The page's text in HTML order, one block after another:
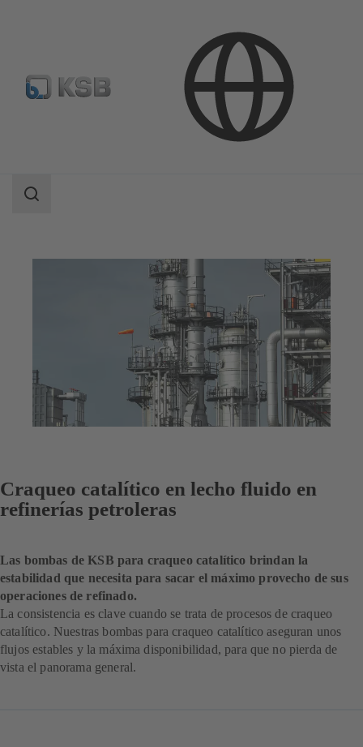
Industria Petróleo y gas
Área
Craqueo catalítico en lecho fluido en
refinerías petroleras
Las bombas de KSB para craqueo catalítico brindan la
estabilidad que necesita para sacar el máximo provecho de sus
operaciones de refinado.
La consistencia es clave cuando se trata de procesos de craqueo
catalítico. Nuestras bombas para craqueo catalítico aseguran unos
flujos estables y la máxima disponibilidad, para que no pierda de
vista el panorama general.